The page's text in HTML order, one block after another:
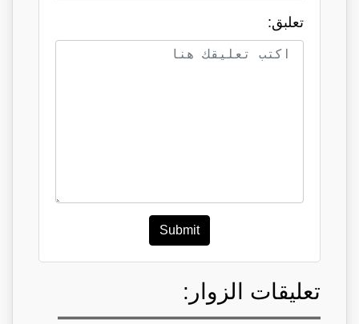
تعلبق:
Submit
تعليقات الزوار: